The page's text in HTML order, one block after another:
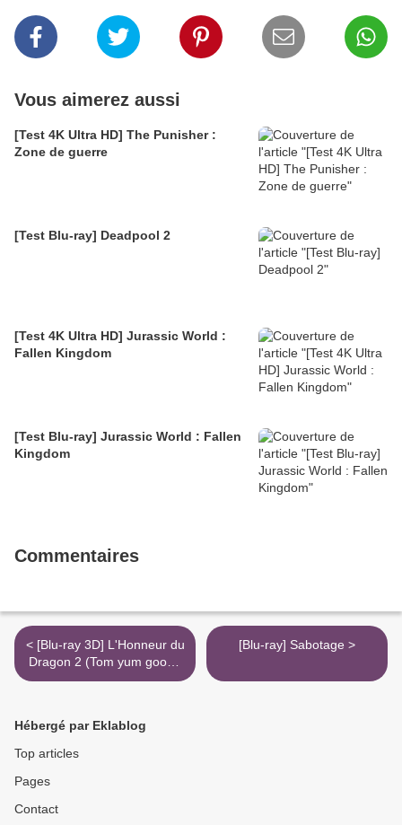
Vous aimerez aussi
[Test 4K Ultra HD] The Punisher :
Zone de guerre
[Test Blu-ray] Deadpool 2
[Test 4K Ultra HD] Jurassic World :
Fallen Kingdom
[Test Blu-ray] Jurassic World : Fallen
Kingdom
Commentaires
< [Blu-ray 3D] L'Honneur du
Dragon 2 (Tom yum goong
2)
[Blu-ray] Sabotage >
Hébergé par Eklablog
Top articles
Pages
Contact